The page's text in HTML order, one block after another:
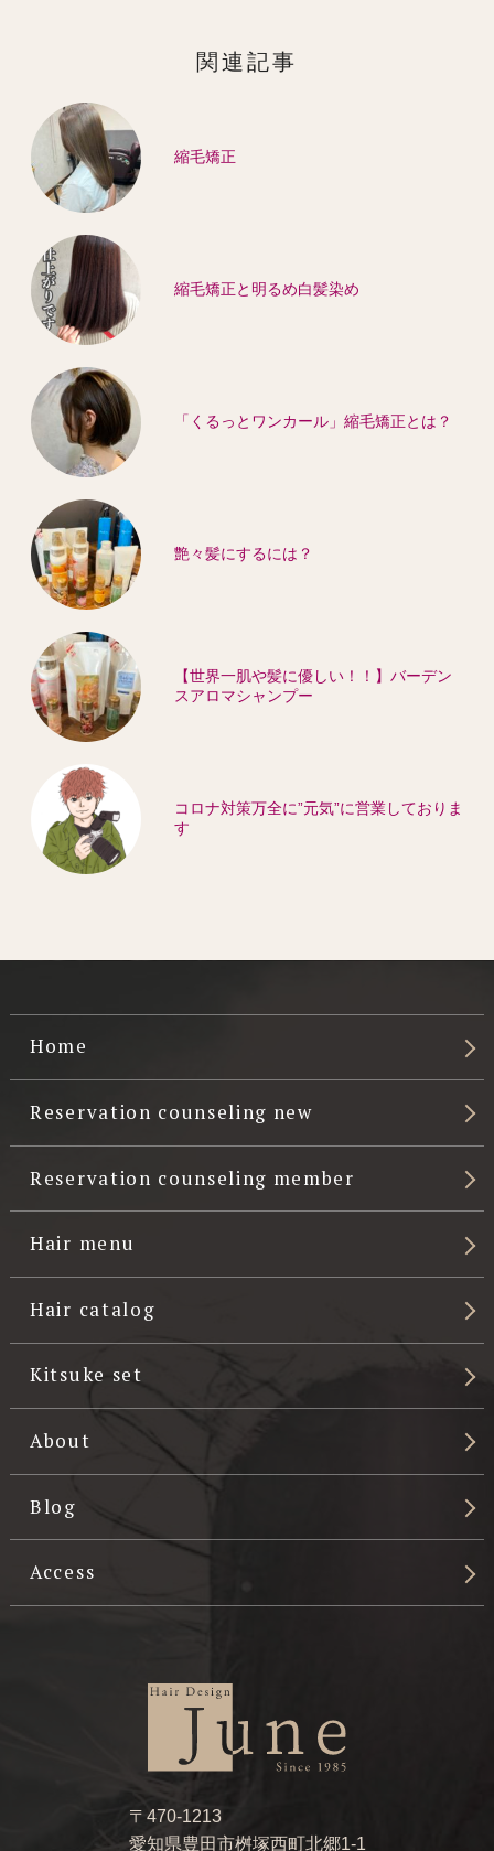
関連記事
縮毛矯正
縮毛矯正と明るめ白髪染め
「くるっとワンカール」縮毛矯正とは？
艶々髪にするには？
【世界一肌や髪に優しい！！】バーデン
スアロマシャンプー
コロナ対策万全に”元気”に営業しておりま
す
Home
Reservation counseling new
Reservation counseling member
Hair menu
Hair catalog
Kitsuke set
About
Blog
Access
〒470-1213
愛知県豊田市桝塚西町北郷1-1